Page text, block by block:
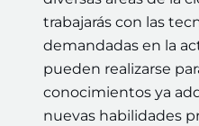
trabajarás con las
demandadas en la
pueden realizarse
conocimientos ya
nuevas habilidades